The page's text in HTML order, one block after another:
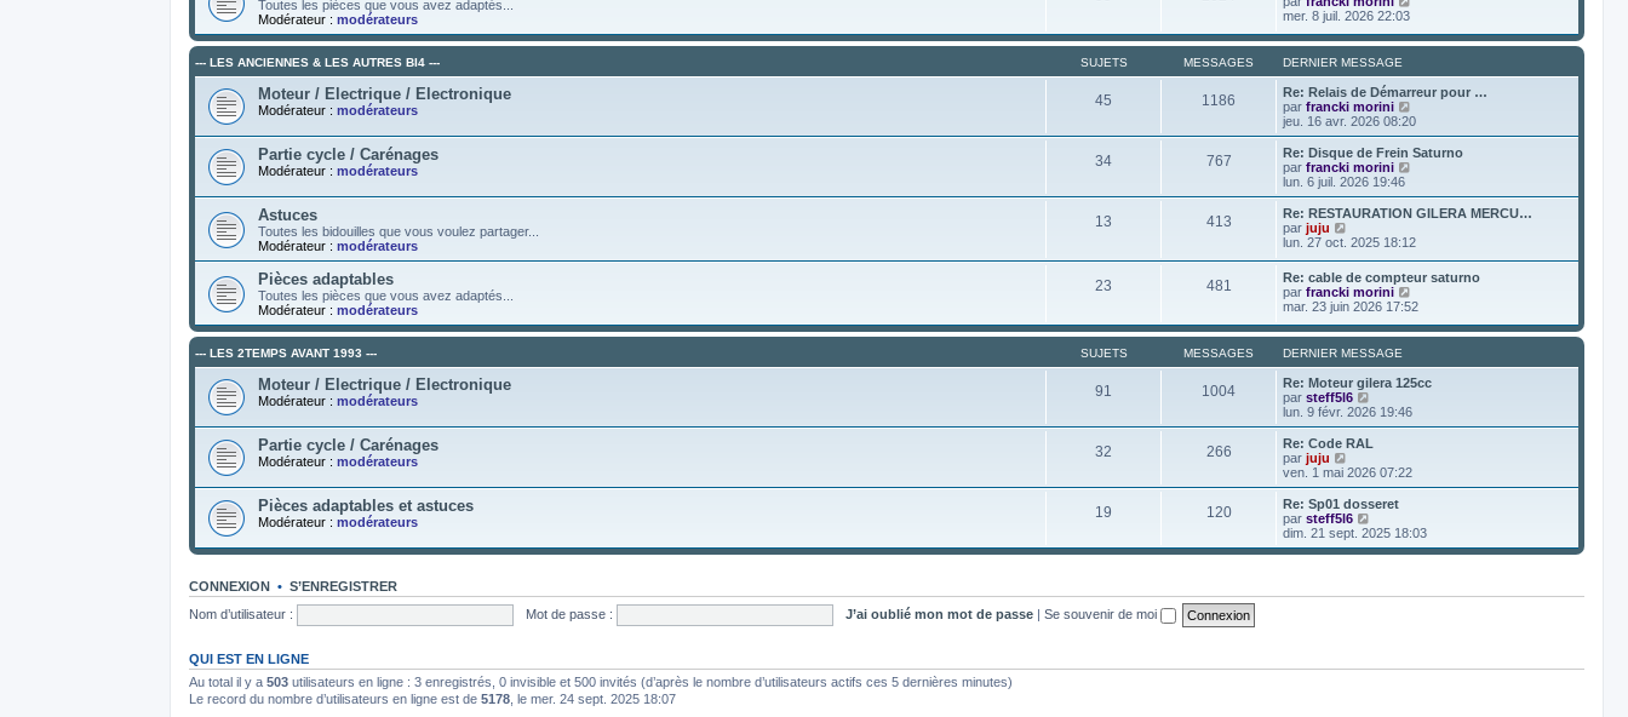
g
m
e
s
s
a
g
e
e
r
e
s
a
g
e
e
i
e
m
e
s
g
e
Toutes les pièces que vous avez adaptés...
Modérateur : modérateurs
r
d
e
r
n
i
e
e
s
a
g
e
mer. 8 juil. 2026 22:03
--- LES ANCIENNES & LES AUTRES BI4 --- SUJETS MESSAGES DERNIER MESSAGE
Moteur / Electrique / Electronique
Modérateur : modérateurs
45 1186
Re: Relais de Démarreur pour …
par francki morini
o
i
r
e
r
n
i
e
r
e
s
s
g
e
jeu. 16 avr. 2026 08:20
Partie cycle / Carénages
Modérateur : modérateurs
34 767
Re: Disque de Frein Saturno
par francki morini
i
r
e
e
r
i
e
r
e
s
a
g
lun. 6 juil. 2026 19:46
Astuces
Toutes les bidouilles que vous voulez partager...
Modérateur : modérateurs
13 413
Re: RESTAURATION GILERA MERCU…
par juju
o
r
l
e
d
e
n
i
e
r
m
e
s
a
g
e
lun. 27 oct. 2025 18:12
Pièces adaptables
Toutes les pièces que vous avez adaptés...
Modérateur : modérateurs
23 481
Re: cable de compteur saturno
par francki morini
o
r
d
e
r
m
e
a
g
mar. 23 juin 2026 17:52
--- LES 2TEMPS AVANT 1993 --- SUJETS MESSAGES DERNIER MESSAGE
Moteur / Electrique / Electronique
Modérateur : modérateurs
91 1004
Re: Moteur gilera 125cc
par steff5l6
o
i
e
r
n
i
e
e
e
lun. 9 févr. 2026 19:46
Partie cycle / Carénages
Modérateur : modérateurs
32 266
Re: Code RAL
par juju
o
i
r
l
e
e
i
s
ven. 1 mai 2026 07:22
Pièces adaptables et astuces
Modérateur : modérateurs
19 120
Re: Sp01 dosseret
par steff5l6
o
i
dim. 21 sept. 2025 18:03
CONNEXION • S’ENREGISTRER
Nom d’utilisateur :
Mot de passe : J’ai oublié mon mot de passe | Se souvenir de moi
QUI EST EN LIGNE
Au total il y a 503 utilisateurs en ligne : 3 enregistrés, 0 invisible et 500 invités (d’après le nombre d’utilisateurs actifs ces 5 dernières minutes)
Le record du nombre d’utilisateurs en ligne est de 5178 , le mer. 24 sept. 2025 18:07